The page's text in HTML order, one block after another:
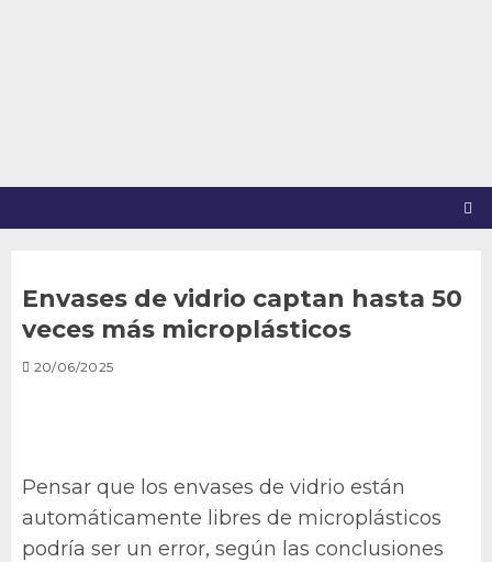
Envases de vidrio captan hasta 50
veces más microplásticos
20/06/2025
Pensar que los envases de vidrio están
automáticamente libres de microplásticos
podría ser un error, según las conclusiones